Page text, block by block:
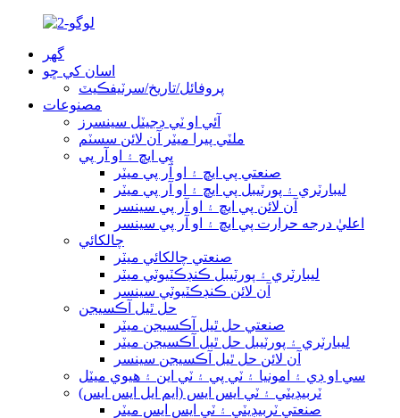
گھر
اسان کي ڇو
پروفائل/تاريخ/سرٽيفڪيٽ
مصنوعات
آئي او ٽي ڊجيٽل سينسرز
ملٽي پيرا ميٽر آن لائن سسٽم
پي ايڇ ۽ او آر پي
صنعتي پي ايڇ ۽ او آر پي ميٽر
ليبارٽري ۽ پورٽيبل پي ايڇ ۽ او آر پي ميٽر
آن لائن پي ايڇ ۽ او آر پي سينسر
اعليٰ درجه حرارت پي ايڇ ۽ او آر پي سينسر
چالکائي
صنعتي چالکائي ميٽر
ليبارٽري ۽ پورٽيبل ڪنڊڪٽيوٽي ميٽر
آن لائن ڪنڊڪٽيوٽي سينسر
حل ٿيل آڪسيجن
صنعتي حل ٿيل آڪسيجن ميٽر
ليبارٽري ۽ پورٽيبل حل ٿيل آڪسيجن ميٽر
آن لائن حل ٿيل آڪسيجن سينسر
سي او ڊي ۽ امونيا ۽ ٽي پي ۽ ٽي اين ۽ هيوي ميٽل
ٽربيڊيٽي ۽ ٽي ايس ايس (ايم ايل ايس ايس)
صنعتي ٽربيڊيٽي ۽ ٽي ايس ايس ميٽر